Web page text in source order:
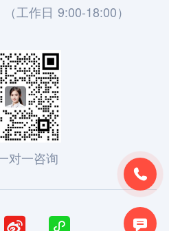


工作日 9:00-18:00）
对一咨询
 